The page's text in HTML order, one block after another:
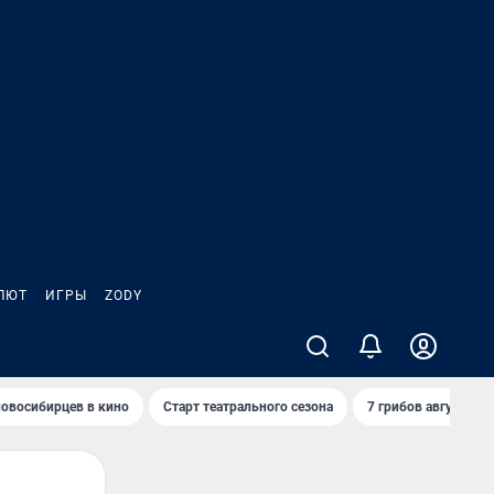
ИГРЫ ZODY
в кино Старт театрального сезона 7 грибов августа